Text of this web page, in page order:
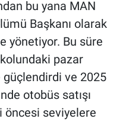
bu yana MAN
Başkanı olarak
yönetiyor. Bu süre
pazar
ve 2025
otobüs satışı
seviyelere